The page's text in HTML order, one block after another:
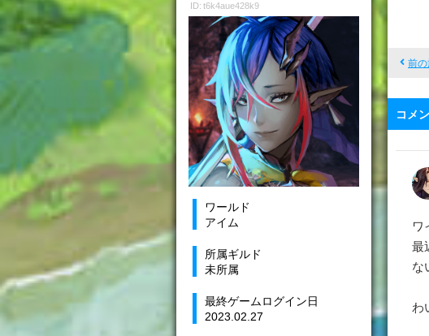
ID: t6k4aue428k9
ワールド
アイム
所属ギルド
未所属
最終ゲームログイン日
2023.02.27
前
コメ
ワ
最
な
わ